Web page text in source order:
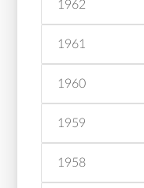
1962
1961
1960
1959
1958